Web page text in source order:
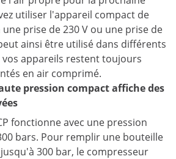
utiliser l'appareil compact de
prise de 230 V ou une prise de
ainsi être utilisé dans différents
appareils restent toujours
en air comprimé.
pression compact affiche des
fonctionne avec une pression
bars. Pour remplir une bouteille
300 bar, le compresseur